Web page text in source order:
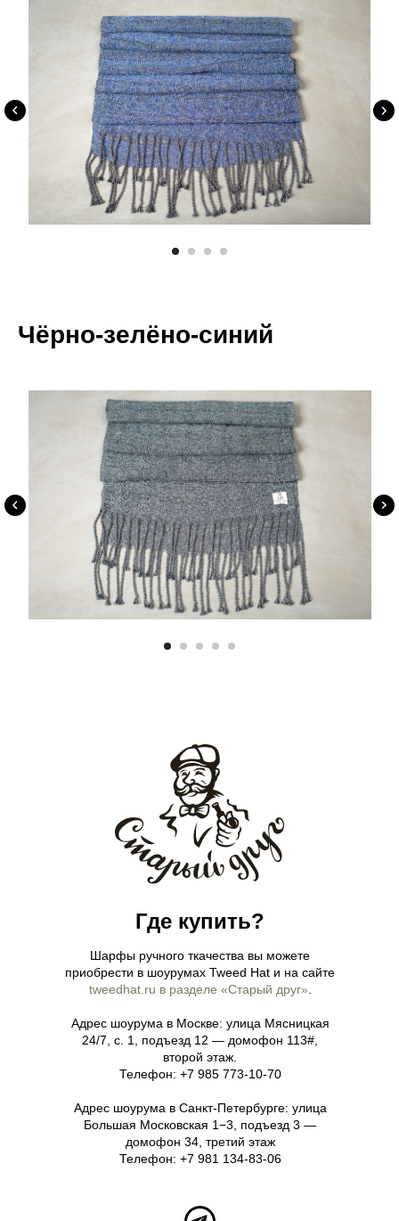
Чёрно-зелёно-синий
Шарфы ручного ткачества вы можете
приобрести в шоурумах Tweed Hat и на сайте
tweedhat.ru в разделе «Старый друг»
Адрес шоурума в Москве: улица Мясницкая
24/7, с. 1, подъезд 12 — домофон 113#,
второй этаж.
Телефон: +7 985 773-10-70
Адрес шоурума в Санкт-Петербургe: улица
Большая Московская 1−3, подъезд 3 —
домофон 34, третий этаж
Телефон: +7 981 134-83-06
Где купить?